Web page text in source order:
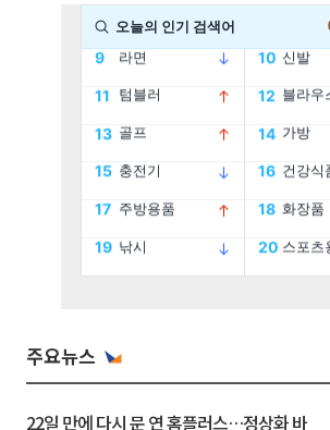
주요뉴스
22일 만에 다시 문 연 홈플러스…정상화 바